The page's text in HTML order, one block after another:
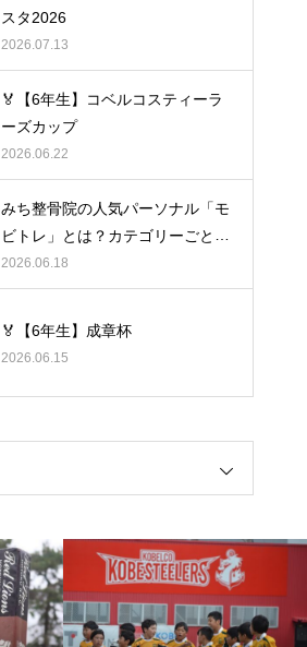
スタ2026
2026.07.13
🏅【6年生】コベルコスティーラ
ーズカップ
2026.06.22
みち整骨院の人気パーソナル「モ
ビトレ」とは？カテゴリーごとの
ラグビーの悩みをヒントに考え
る、身体のケア
2026.06.18
🏅【6年生】成章杯
2026.06.15